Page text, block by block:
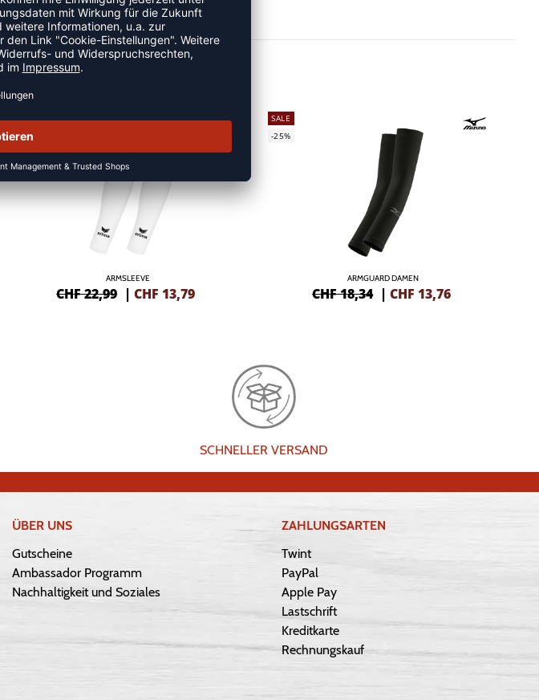
SALE
-40%
ARMSLEEVE
CHF 22,99 |CHF 13,79
SALE
-25%
ARMGUARD DAMEN
CHF 18,34 | CHF 13,76
SCHNELLER VERSAND
ÜBER UNS
Gutscheine
Ambassador Programm
Nachhaltigkeit und Soziales
ZAHLUNGSARTEN
Twint
PayPal
Apple Pay
Lastschrift
Kreditkarte
Rechnungskauf